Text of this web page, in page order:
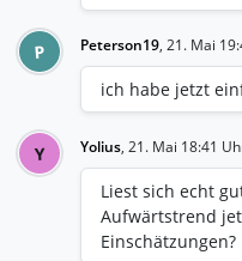
P Peterson19, 21. Mai
ich habe jetzt
Y Yolius, 21. Mai 18:41
Liest sich echt
Aufwärtstrend
Einschätzungen?